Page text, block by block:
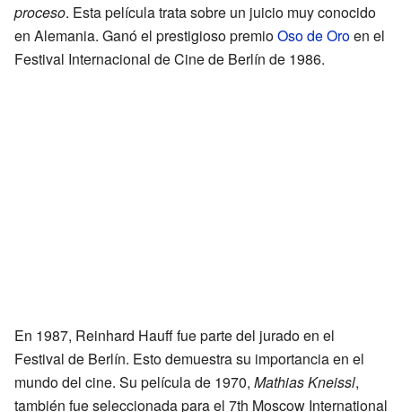
proceso. Esta película trata sobre un juicio muy conocido
en Alemania. Ganó el prestigioso premioOso de Oroen el
Festival Internacional de Cine de Berlín de 1986.
En 1987, Reinhard Hauff fue parte del jurado en el
Festival de Berlín. Esto demuestra su importancia en el
mundo del cine. Su película de 1970, Mathias Kneissl,
también fue seleccionada para el 7th Moscow International